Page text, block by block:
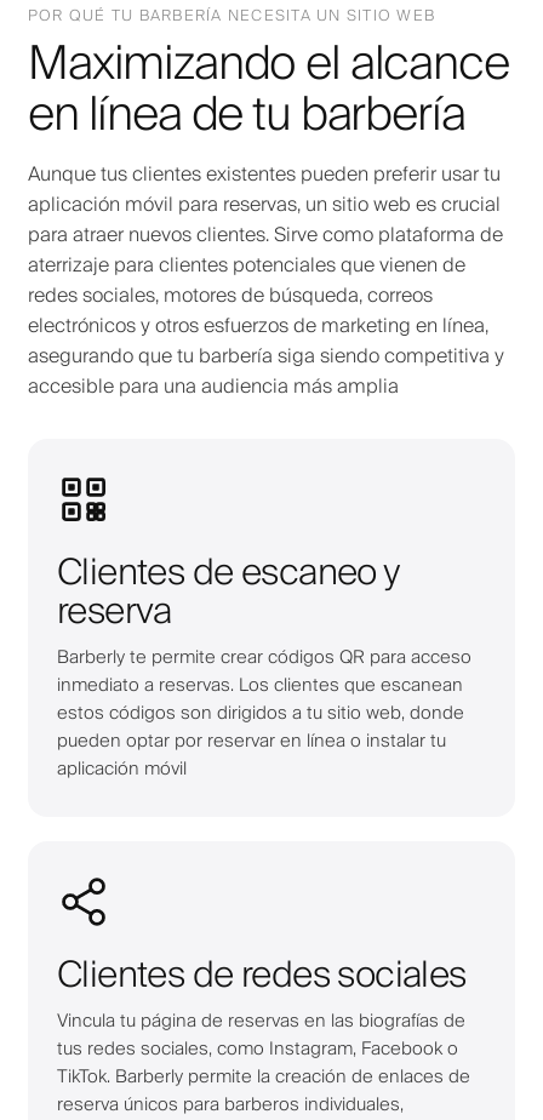
POR QUÉ TU BARBERÍA NECESITA UN SITIO WEB
Maximizando el alcance
en línea de tu barbería
Aunque tus clientes existentes pueden preferir usar tu
aplicación móvil para reservas, un sitio web es crucial
para atraer nuevos clientes. Sirve como plataforma de
aterrizaje para clientes potenciales que vienen de
redes sociales, motores de búsqueda, correos
electrónicos y otros esfuerzos de marketing en línea,
asegurando que tu barbería siga siendo competitiva y
accesible para una audiencia más amplia
Clientes de escaneo y
reserva
Barberly te permite crear códigos QR para acceso
inmediato a reservas. Los clientes que escanean
estos códigos son dirigidos a tu sitio web, donde
pueden optar por reservar en línea o instalar tu
aplicación móvil
Clientes de redes sociales
Vincula tu página de reservas en las biografías de
tus redes sociales, como Instagram, Facebook o
TikTok. Barberly permite la creación de enlaces de
reserva únicos para barberos individuales,